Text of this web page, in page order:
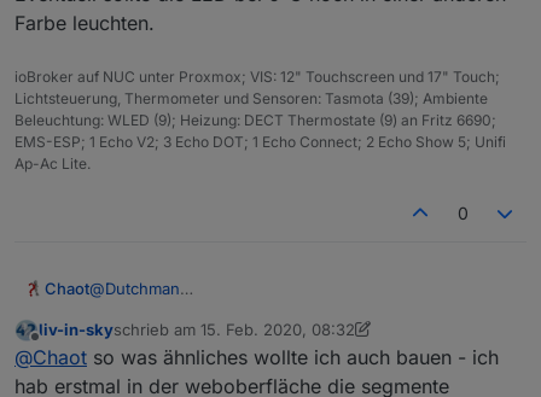
Farbe leuchten.
ioBroker auf NUC unter Proxmox; VIS: 12" Touchscreen und 17" Touch;
Lichtsteuerung, Thermometer und Sensoren: Tasmota (39); Ambiente
Beleuchtung: WLED (9); Heizung: DECT Thermostate (9) an Fritz 6690;
EMS-ESP; 1 Echo V2; 3 Echo DOT; 1 Echo Connect; 2 Echo Show 5; Unifi
Ap-Ac Lite.
0
Chaot@Dutchman
Ich möchte gerne einen Streifen als Thermometer in den
Schuppen gegenüber ans Fenster bauen.
Dazu möchte ich jede LED entsprechend der Temperatur
Gedacht wäre das als Script das dann am Ende so
Offline
liv-in-skyschrieb am 15. Feb. 2020, 08:32
zuletzt editiert von liv-in-sky
@Chaot so was ähnliches wollte ich auch bauen - ich
hab erstmal in der weboberfläche die segmente